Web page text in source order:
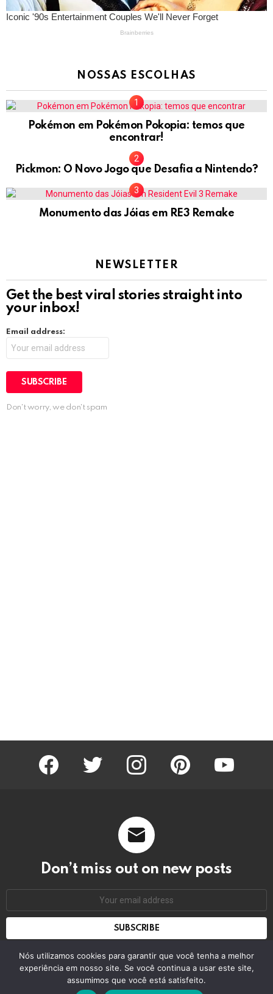
NOSSAS ESCOLHAS
Pokémon em Pokémon Pokopia: temos que
encontrar!
Pickmon: O Novo Jogo que Desafia a Nintendo?
Monumento das Jóias em RE3 Remake
NEWSLETTER
Get the best viral stories straight into
your inbox!
Email address:
Don't worry, we don't spam
facebook twitter instagram pinterest youtube
Don’t miss out on new posts
Nós utilizamos cookies para garantir que você tenha a melhor
experiência em nosso site. Se você continua a usar este site,
assumimos que você está satisfeito.